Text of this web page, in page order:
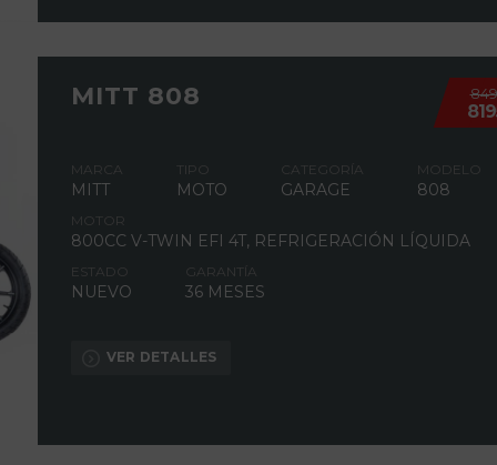
MITT 808
MARCA
MITT
TIPO
MOTO
CATEGORÍA
GARAGE
MODELO
808
MOTOR
800CC V-TWIN EFI 4T, REFRIGERACIÓN LÍQUIDA
ESTADO
NUEVO
GARANTÍA
36 MESES
VER DETALLES